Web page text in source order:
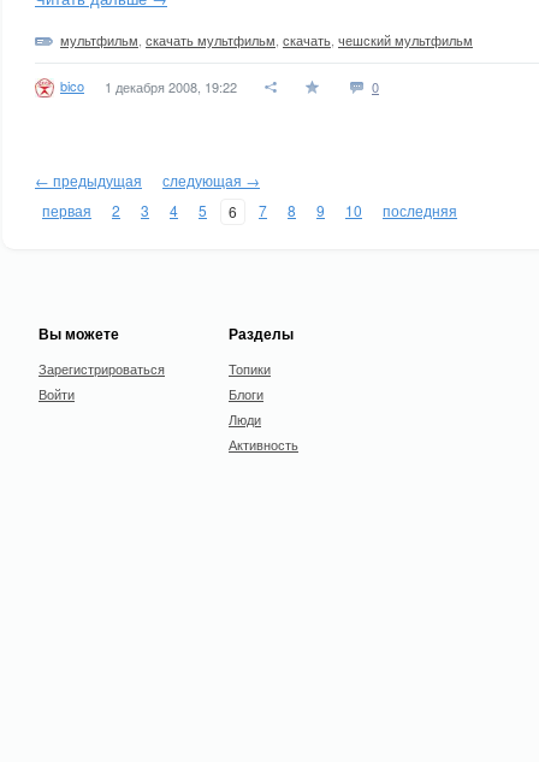
мультфильм скачать мультфильм скачать чешский мультфильм
bico 1 декабря 2008, 19:22 0
← предыдущая
следующая →
первая
2 3 4 5 6 7 8 9 10 последняя
Вы можете
Зарегистрироваться
Войти
Разделы
Топики
Блоги
Люди
Активность